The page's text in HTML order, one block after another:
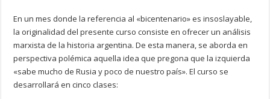
En un mes donde la referencia al «bicentenario» es insoslayable,
la originalidad del presente curso consiste en ofrecer un análisis
marxista de la historia argentina. De esta manera, se aborda en
perspectiva polémica aquella idea que pregona que la izquierda
«sabe mucho de Rusia y poco de nuestro país». El curso se
desarrollará en cinco clases: